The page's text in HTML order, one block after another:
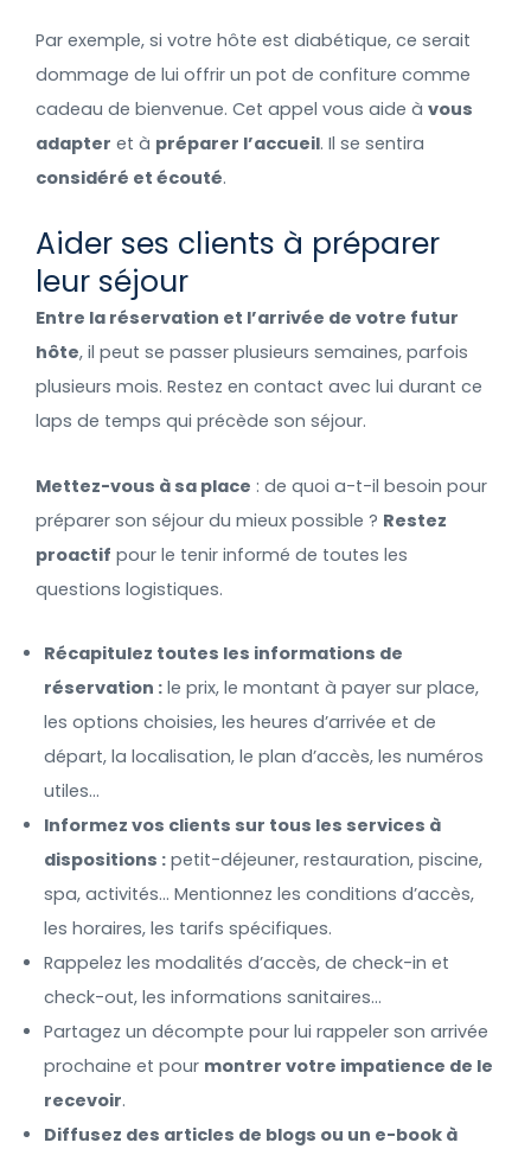
Par exemple, si votre hôte est diabétique, ce serait
dommage de lui offrir un pot de confiture comme
cadeau de bienvenue. Cet appel vous aide à vous
adapter et à préparer l’accueil. Il se sentira
considéré et écouté.
Aider ses clients à préparer
leur séjour
Entre la réservation et l’arrivée de votre futur
hôte, il peut se passer plusieurs semaines, parfois
plusieurs mois. Restez en contact avec lui durant ce
laps de temps qui précède son séjour.
Mettez-vous à sa place : de quoi a-t-il besoin pour
préparer son séjour du mieux possible ? Restez
proactif pour le tenir informé de toutes les
questions logistiques.
Récapitulez toutes les informations de
réservation : le prix, le montant à payer sur place,
les options choisies, les heures d’arrivée et de
départ, la localisation, le plan d’accès, les numéros
utiles…
Informez vos clients sur tous les services à
dispositions : petit-déjeuner, restauration, piscine,
spa, activités… Mentionnez les conditions d’accès,
les horaires, les tarifs spécifiques.
Rappelez les modalités d’accès, de check-in et
check-out, les informations sanitaires…
Partagez un décompte pour lui rappeler son arrivée
prochaine et pour montrer votre impatience de le
recevoir.
Diffusez des articles de blogs ou un e-book à